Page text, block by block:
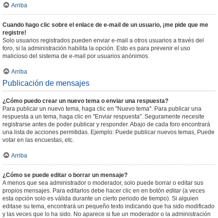
Arriba
Cuando hago clic sobre el enlace de e-mail de un usuario, ¡me pide que me
registre!
Solo usuarios registrados pueden enviar e-mail a otros usuarios a través del
foro, si la administración habilita la opción. Esto es para prevenir el uso
malicioso del sistema de e-mail por usuarios anónimos.
Arriba
Publicación de mensajes
¿Cómo puedo crear un nuevo tema o enviar una respuesta?
Para publicar un nuevo tema, haga clic en "Nuevo tema". Para publicar una
respuesta a un tema, haga clic en "Enviar respuesta". Seguramente necesite
registrarse antes de poder publicar y responder. Abajo de cada foro encontrará
una lista de acciones permitidas. Ejemplo: Puede publicar nuevos temas, Puede
votar en las encuestas, etc.
Arriba
¿Cómo se puede editar o borrar un mensaje?
A menos que sea administrador o moderador, solo puede borrar o editar sus
propios mensajes. Para editarlos debe hacer clic en en botón editar(a veces
esta opción solo es válida durante un cierto periodo de tiempo). Si alguien
editase su tema, encontrará un pequeño texto indicando que ha sido modificado
y las veces que lo ha sido. No aparece si fue un moderador o la administración